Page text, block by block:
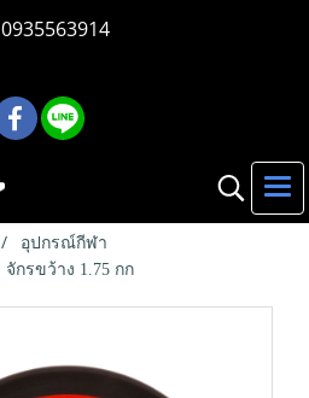
0935563914
อุปกรณ์กีฬา
จักรขว้าง 1.75 กก